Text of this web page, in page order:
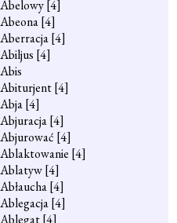
Abelowy[4]
Abeona[4]
Aberracja[4]
Abiljus [4]
Abis
Abiturjent[4]
Abja[4]
Abjuracja[4]
Abjurować [4]
Ablaktowanie [4]
Ablatyw[4]
Abłaucha[4]
Ablegacja[4]
Ablegat[4]